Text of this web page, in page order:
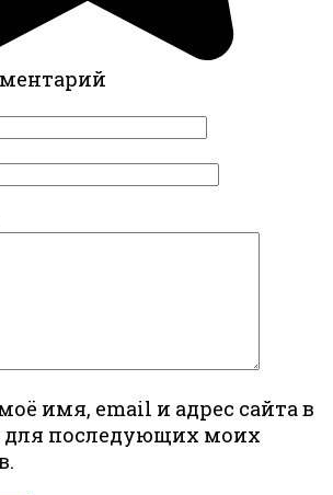
имя, email и адрес сайта в
для последующих моих